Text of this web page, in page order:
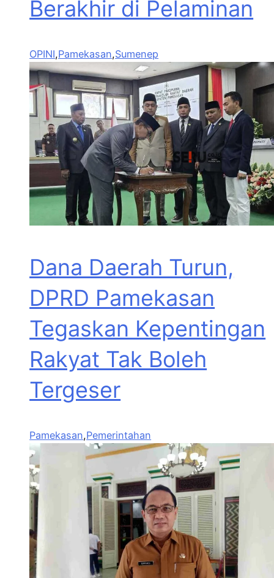
Berakhir di Pelaminan
OPINI,Pamekasan,Sumenep
Dana Daerah Turun,
DPRD Pamekasan
Tegaskan Kepentingan
Rakyat Tak Boleh
Tergeser
Pamekasan,Pemerintahan